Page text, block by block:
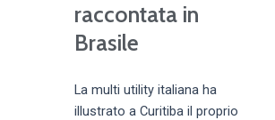
raccontata in
Brasile
La multi utility italiana ha
illustrato a Curitiba il proprio